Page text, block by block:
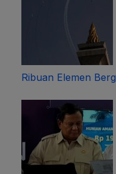
Ribuan Elemen